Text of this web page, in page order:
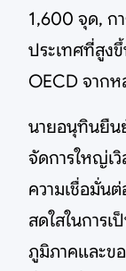
1,600 จุด, ก
ประเทศที่สูง
OECD จากห
นายอนุทินยืน
จัดการใหญ่เ
ความเชื่อมั่น
สดใสในการ
ภูมิภาคและข